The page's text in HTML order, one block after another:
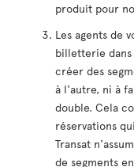
produit pour
Les agents de
billetterie dans
créer des
à l'autre, ni à
double. Cela
réservations
Transat
de segments